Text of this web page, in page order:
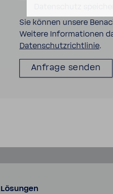
Sie können unsere
Weitere Informationen
Datenschutzrichtlinie.
Lösungen